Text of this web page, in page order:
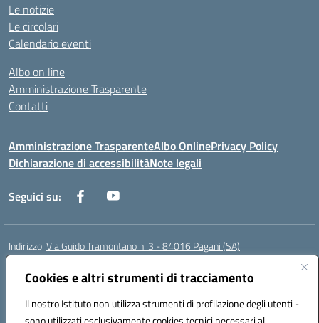
Cookies e altri strumenti di tracciamento
Il nostro Istituto non utilizza strumenti di profilazione degli utenti -
Le notizie
Le circolari
Calendario eventi
Albo on line
Amministrazione Trasparente
Contatti
Amministrazione TrasparenteAlbo OnlinePrivacy Policy
Dichiarazione di accessibilitàNote legali
Seguici su:
Indirizzo:Via Guido Tramontano n. 3 - 84016 Pagani (SA)
Centralino:
Posta elettronica certificata (PEC):saps08000t@pec.istruzione.it
Codice fiscale: 80022400651
Codice meccanografico:SAPS08000T